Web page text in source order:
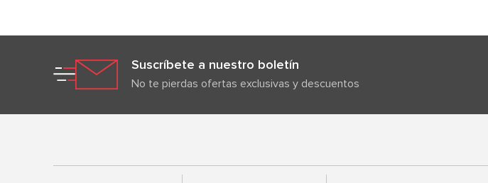
Suscríbete a nuestro boletín
No te pierdas ofertas exclusivas y descuentos